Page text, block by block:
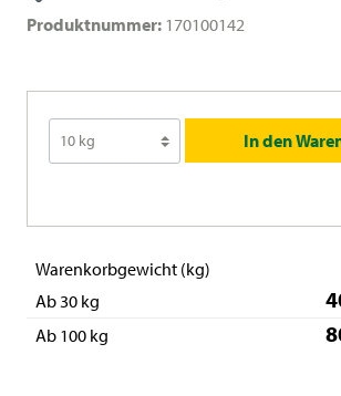
Produktnummer: 170100142
In den
Warenkorbgewicht (kg)
Ab 30 kg
Ab 100 kg